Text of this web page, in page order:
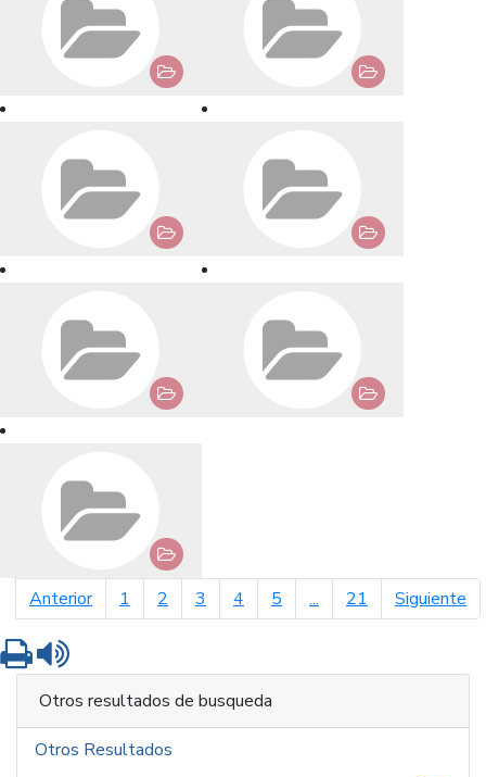
Anteriorpágina anterior
1 2 3 4 5 ... 21 Siguiente
Imprimir
Otros resultados de busqueda
Otros Resultados